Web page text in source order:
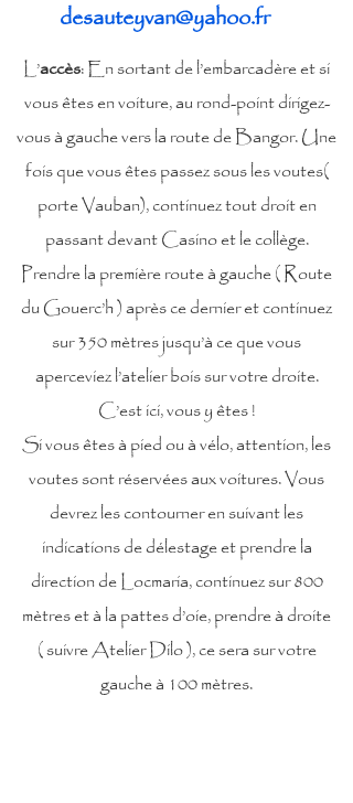
desauteyvan@yahoo.fr
L’accès: En sortant de l’embarcadère et si
vous êtes en voiture, au rond-point dirigez-
vous à gauche vers la route de Bangor. Une
fois que vous êtes passez sous les voutes(
porte Vauban), continuez tout droit en
passant devant Casino et le collège.
Prendre la première route à gauche ( Route
du Gouerc’h ) après ce dernier et continuez
sur 350 mètres jusqu’à ce que vous
aperceviez l’atelier bois sur votre droite.
C’est ici, vous y êtes !
Si vous êtes à pied ou à vélo, attention, les
voutes sont réservées aux voitures. Vous
devrez les contourner en suivant les
indications de délestage et prendre la
direction de Locmaria, continuez sur 800
mètres et à la pattes d’oie, prendre à droite
( suivre Atelier Dilo ), ce sera sur votre
gauche à 100 mètres.